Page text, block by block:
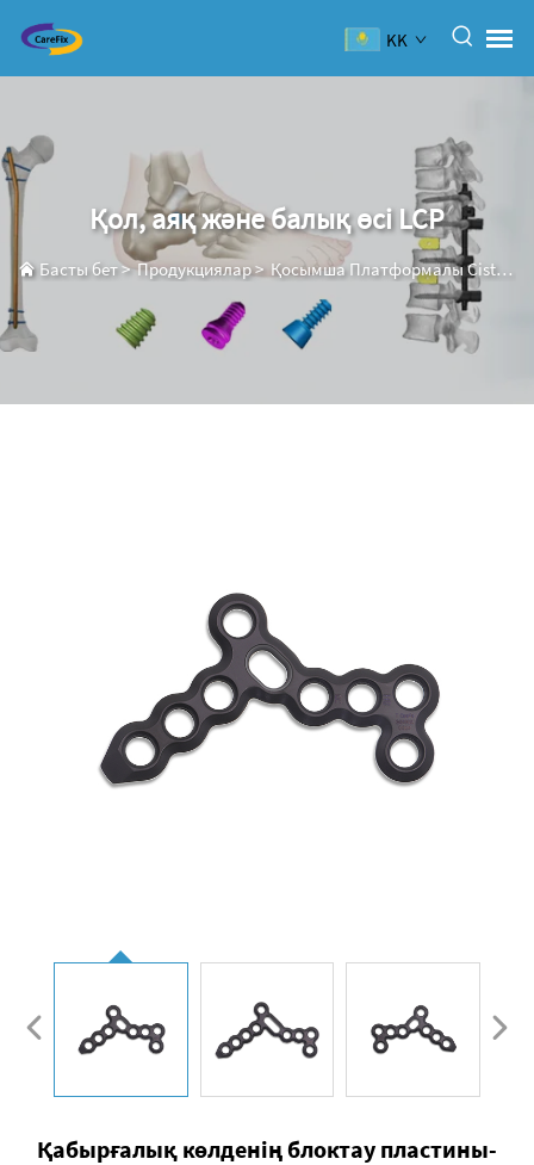
KK
Қол, аяқ және балық өсі LCP
Басты бет>Продукциялар> Қосымша Платформалы Сistemа
Қабырғалық көлденің блоктау пластины-